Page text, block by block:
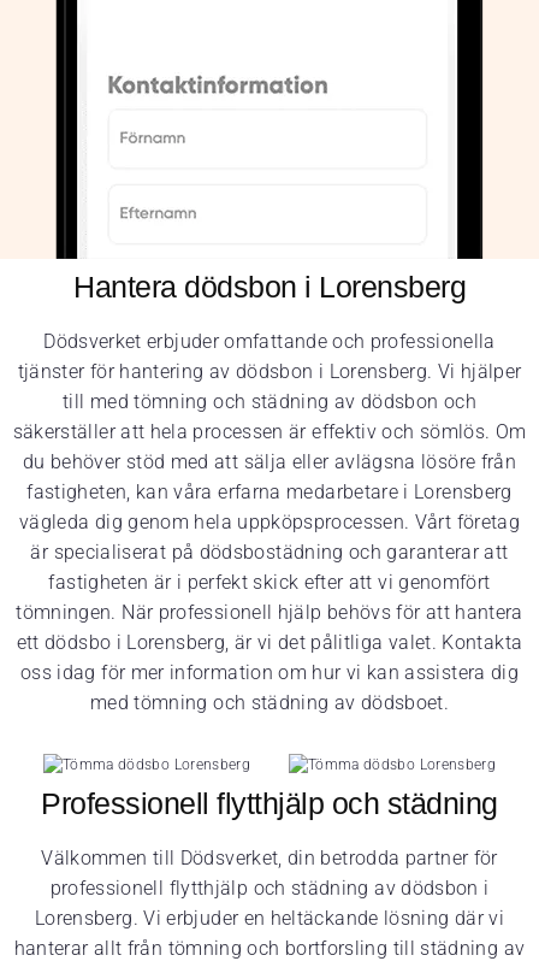
Hantera dödsbon i Lorensberg
Dödsverket erbjuder omfattande och professionella
tjänster för hantering av dödsbon i Lorensberg. Vi hjälper
till med tömning och städning av dödsbon och
säkerställer att hela processen är effektiv och sömlös. Om
du behöver stöd med att sälja eller avlägsna lösöre från
fastigheten, kan våra erfarna medarbetare i Lorensberg
vägleda dig genom hela uppköpsprocessen. Vårt företag
är specialiserat på dödsbostädning och garanterar att
fastigheten är i perfekt skick efter att vi genomfört
tömningen. När professionell hjälp behövs för att hantera
ett dödsbo i Lorensberg, är vi det pålitliga valet. Kontakta
oss idag för mer information om hur vi kan assistera dig
med tömning och städning av dödsboet.
Professionell flytthjälp och städning
Välkommen till Dödsverket, din betrodda partner för
professionell flytthjälp och städning av dödsbon i
Lorensberg. Vi erbjuder en heltäckande lösning där vi
hanterar allt från tömning och bortforsling till städning av